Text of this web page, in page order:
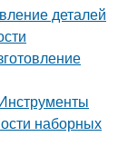
деталей
наборных